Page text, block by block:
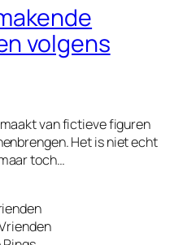
volgens
van fictieve figuren
Het is niet echt
toch…